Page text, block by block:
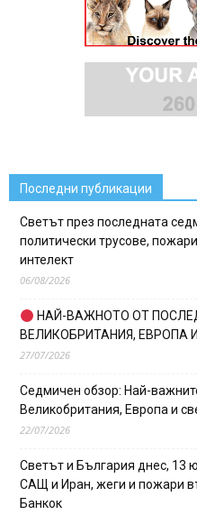
Последни публикации
Светът през последната
политически трусове,
интелект
06/08/2026
НАЙ-ВАЖНОТО ОТ
ВЕЛИКОБРИТАНИЯ, ЕВРОПА
27/07/2026
Седмичен обзор: Най-
Великобритания, Европа и
22/07/2026
Светът и България днес, 13
САЩ и Иран, жеги и пожари
Банкок